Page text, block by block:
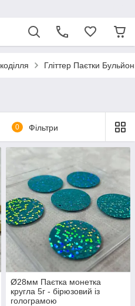
Гліттер Паєтки
0 Фільтри
Ø28мм Паєтка монетка
кругла 5г - бірюзовий із
голограмою